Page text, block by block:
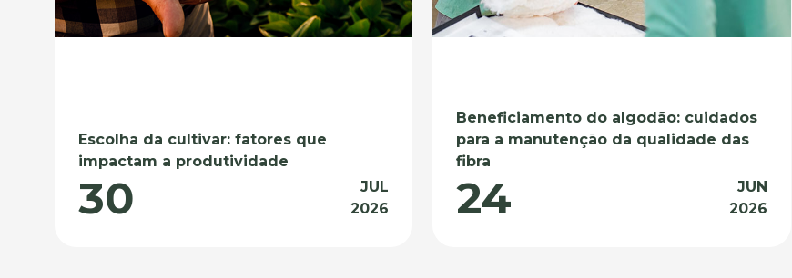
Escolha da cultivar: fatores que
impactam a produtividade
30
JUL
2026
Beneficiamento do algodão: cuidados
para a manutenção da qualidade das
fibra
24
JUN
2026